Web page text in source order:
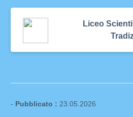
Liceo
- Pubblicato : 23.05.2026